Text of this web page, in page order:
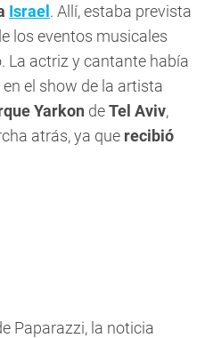
Israel . Allí, estaba prevista
los eventos musicales
La actriz y cantante había
el show de la artista
Yarkon deTel Aviv,
atrás, ya que recibió
Paparazzi, la noticia